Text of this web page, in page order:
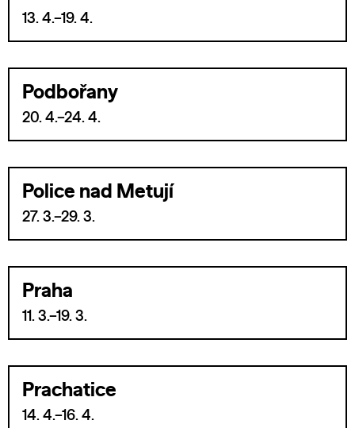
13. 4.–19. 4.
Podbořany
20. 4.–24. 4.
Police nad Metují
27. 3.–29. 3.
Praha
11. 3.–19. 3.
Prachatice
14. 4.–16. 4.